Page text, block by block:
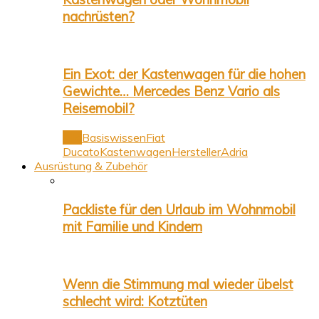
nachrüsten?
Ein Exot: der Kastenwagen für die hohen
Gewichte… Mercedes Benz Vario als
Reisemobil?
BasiswissenFiat
DucatoKastenwagenHerstellerAdria
Ausrüstung & Zubehör
Packliste für den Urlaub im Wohnmobil
mit Familie und Kindern
Wenn die Stimmung mal wieder übelst
schlecht wird: Kotztüten